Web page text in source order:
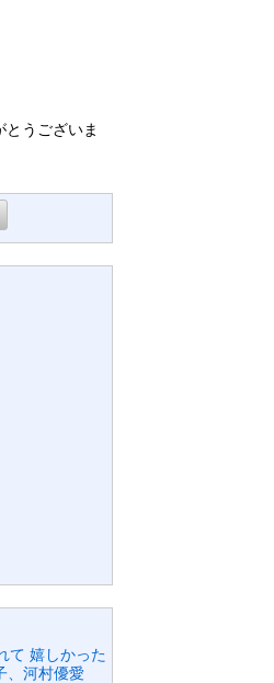
とうございま
て 嬉しかった
、河村優愛